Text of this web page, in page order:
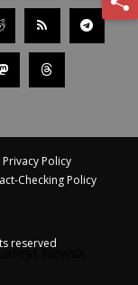
Privacy Policy
Checking Policy
reserved
NewsX